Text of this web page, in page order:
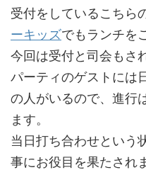
受付をしているこちら
ーキッズでもランチを
今回は受付と司会もさ
パーティのゲストには
の人がいるので、進行
ます。
当日打ち合わせという
事にお役目を果たされ